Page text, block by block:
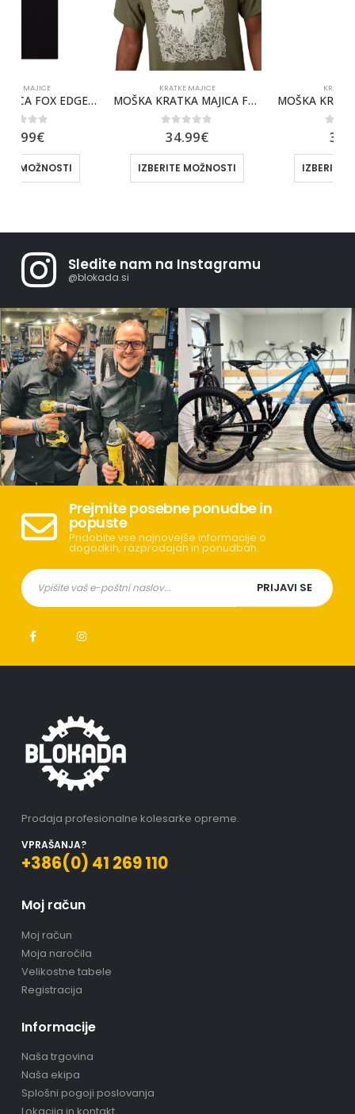
MOŠKA KRATKA MAJICA FOX AUXLRY TECH SS (OLV GRN)
IZBERITE MOŽNOSTI
MOŠKA KRATKA MAJICA FOX BARK TECH
IZBERITE MOŽNOSTI
Sledite nam na Instagramu
@blokada.si
Prejmite posebne ponudbe in
popuste
Pridobite vse najnovejše informacije o
dogodkih, razprodajah in ponudbah.
Prodaja profesionalne kolesarke opreme.
VPRAŠANJA?
+386(0) 41 269 110
Moj račun
Moj račun
Moja naročila
Velikostne tabele
Registracija
Informacije
Naša trgovina
Naša ekipa
Splošni pogoji poslovanja